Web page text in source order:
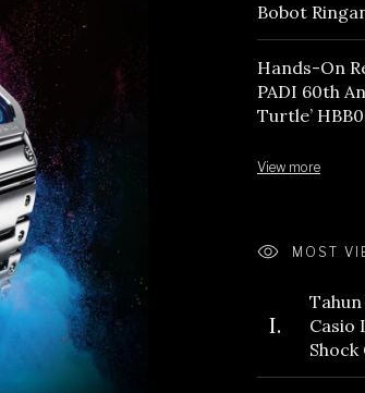
Bobot
Vintage
Hands-On
PADI 60th
Turtle’
View more
MOST
I.
Casio
Shock